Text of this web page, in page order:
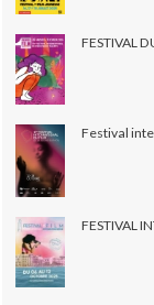
FESTIVAL
Festival
FESTIVAL